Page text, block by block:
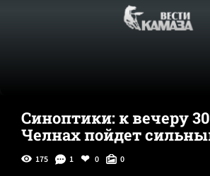
Синоптики: к вечеру
Челнах пойдет
175 1 0 0